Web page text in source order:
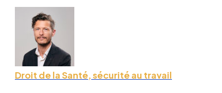
Droit de la Santé, sécurité au travail